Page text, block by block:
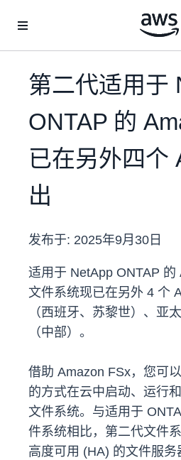
第二代适用于
ONTAP 的
已在另外四个
出
发布于: 2025年9月30日
适用于 NetApp ONTAP
文件系统现已在另外 4 个
（西班牙、苏黎世）、亚
（中部）。
借助 Amazon FSx，您可
的方式在云中启动、运行
文件系统。与适用于
件系统相比，第二代文件
高度可用 (HA) 的文件服